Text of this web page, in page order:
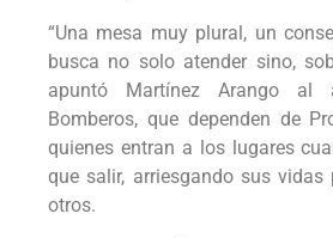
“Una mesa muy plural, un
busca no solo atender sino,
apuntó Martínez Arango al
Bomberos, que dependen de
quienes entran a los lugares
que salir, arriesgando sus
otros.